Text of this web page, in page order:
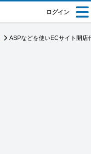
ログイン
ASPなどを使いECサイト開店